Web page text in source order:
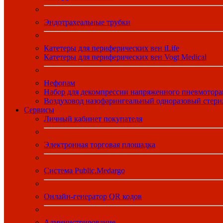
Эндотрахеальные трубки
Катетеры для периферических вен iLife
Катетеры для периферических вен Vogt Medical
Нефопам
Набор для декомпрессии напряженного
Воздуховод назофарингеальный одноразовый
Сервисы
Личный кабинет покупателя
Электронная торговая площадка
Система Public.Medargo
Онлайн-генератор QR кодов